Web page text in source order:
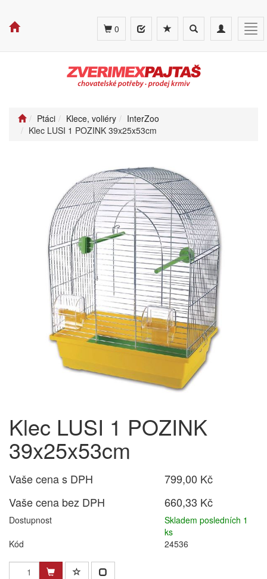
Toggle
navigation
Toggle
search
0
Ptáci Klece, voliéry
InterZoo
Klec LUSI 1 POZINK 39x25x53cm
Klec LUSI 1 POZINK
39x25x53cm
Vaše cena s DPH
799,00 Kč
Vaše cena bez DPH
660,33 Kč
Dostupnost
Skladem posledních 1
ks
Kód
24536